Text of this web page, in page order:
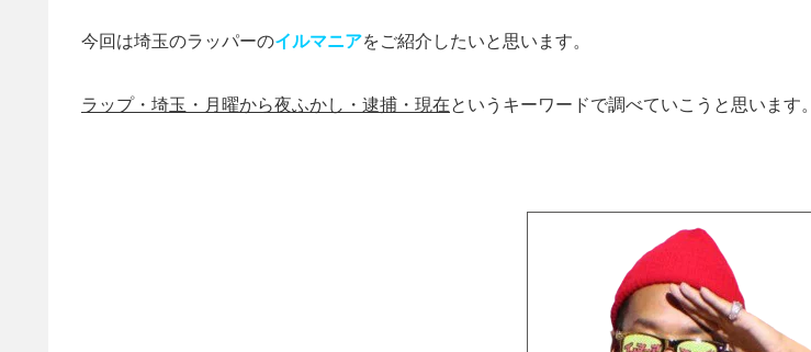
今回は埼玉のラッパーのイルマニアをご紹介したいと思います。
ラップ・埼玉・月曜から夜ふかし・逮捕・現在というキーワードで調べていこうと思います。